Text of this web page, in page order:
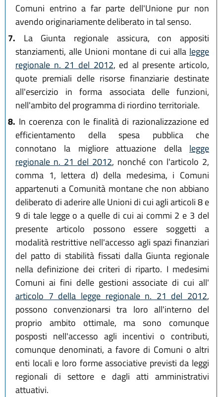
Comuni entrino a far parte dell'Unione pur non
avendo originariamente deliberato in tal senso.
7. La Giunta regionale assicura, con appositi
stanziamenti, alle Unioni montane di cui alla legge
regionale n. 21 del 2012, ed al presente articolo,
quote premiali delle risorse finanziarie destinate
all'esercizio in forma associata delle funzioni,
nell'ambito del programma di riordino territoriale.
8. In coerenza con le finalità di razionalizzazione ed
efficientamento della spesa pubblica che
connotano la migliore attuazione della legge
regionale n. 21 del 2012, nonché con l'articolo 2,
comma 1, lettera d) della medesima, i Comuni
appartenuti a Comunità montane che non abbiano
deliberato di aderire alle Unioni di cui agli articoli 8 e
9 di tale legge o a quelle di cui ai commi 2 e 3 del
presente articolo possono essere soggetti a
modalità restrittive nell'accesso agli spazi finanziari
del patto di stabilità fissati dalla Giunta regionale
nella definizione dei criteri di riparto. I medesimi
Comuni ai fini delle gestioni associate di cui all'
articolo 7 della legge regionale n. 21 del 2012,
possono convenzionarsi tra loro all'interno del
proprio ambito ottimale, ma sono comunque
posposti nell'accesso agli incentivi o contributi,
comunque denominati, a favore di Comuni o altri
enti locali e loro forme associative previsti da leggi
regionali di settore e dagli atti amministrativi
attuativi.